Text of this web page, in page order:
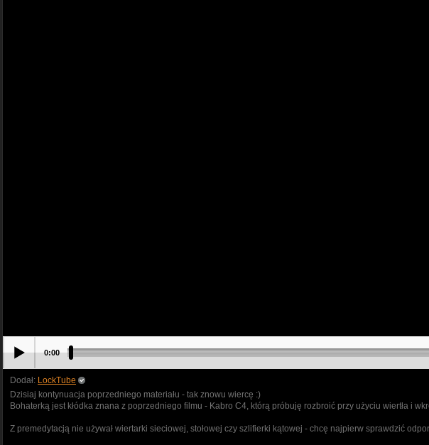
0:00
Dodał: LockTube
Dzisiaj kontynuacja poprzedniego materiału - tak znowu wiercę :)
Bohaterką jest kłódka znana z poprzedniego filmu - Kabro C4, którą próbuję rozbroić przy użyciu wiertła i
Z premedytacją nie używał wiertarki sieciowej, stołowej czy szlifierki kątowej - chcę najpierw sprawdzić